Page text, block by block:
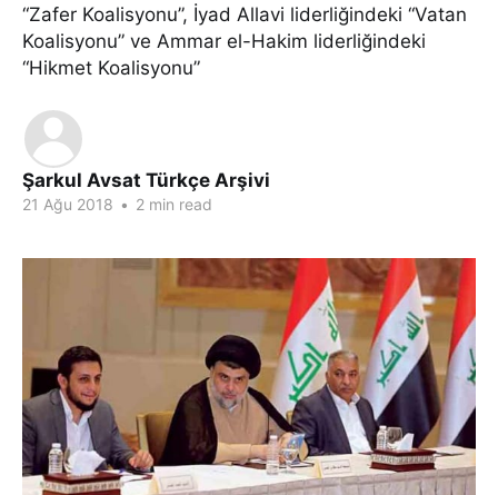
“Zafer Koalisyonu”, İyad Allavi liderliğindeki “Vatan
Koalisyonu” ve Ammar el-Hakim liderliğindeki
“Hikmet Koalisyonu”
Şarkul Avsat Türkçe Arşivi
21 Ağu 2018 • 2 min read